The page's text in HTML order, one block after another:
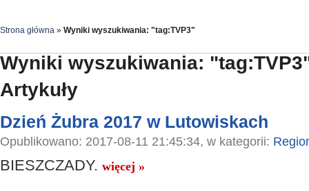
Strona główna » Wyniki wyszukiwania: "tag:TVP3"
Wyniki wyszukiwania:
Artykuły
Dzień Żubra 2017 w Lutowiskach
Opublikowano: 2017-08-11 21:45:34, w kategorii:
BIESZCZADY. więcej »